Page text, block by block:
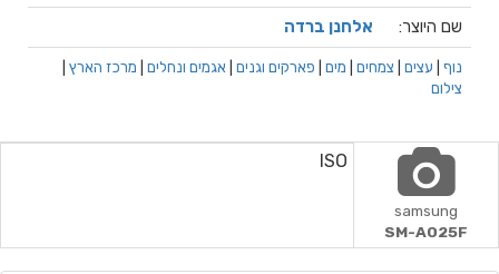
שם היוצר: אלחנן ברדה
נוף עצים צמחים מים פארקים וגנים אגמים ונחלים מרכז הארץ
צילום
ISO
samsung
SM-A025F